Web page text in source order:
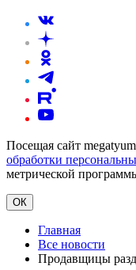
Посещая сайт
обработки
метрической
ОК
Главная
Все новости
Продавщицы